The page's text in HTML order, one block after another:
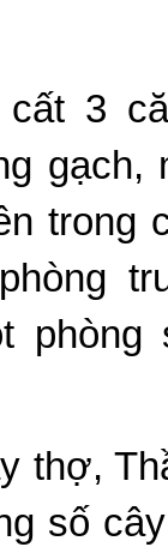
3
gạch,
trong
phòng
thợ,
số